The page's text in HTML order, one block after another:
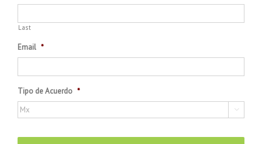
Last
Email *
Tipo de Acuerdo *
